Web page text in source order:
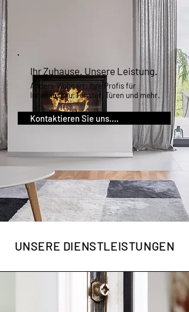
Ihr Zuhause. Unsere Leistung.
Anders-Wohnart: Ihre Profis für
Innenausbau, Fenster, Türen und mehr.
Kontaktieren Sie uns....
UNSERE DIENSTLEISTUNGEN